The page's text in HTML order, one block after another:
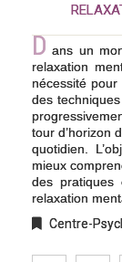
D ans un
relaxation
nécessité pour
des
tour d’horizon
quotidien.
mieux
des pratiques
relaxation
Centre-